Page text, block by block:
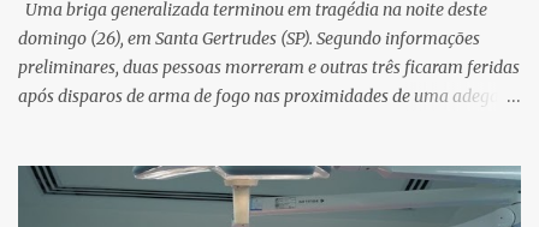
resposta. Na segunda-fe...
Uma briga generalizada terminou em tragédia na noite deste
domingo (26), em Santa Gertrudes (SP). Segundo informações
preliminares, duas pessoas morreram e outras três ficaram feridas
após disparos de arma de fogo nas proximidades de uma adega. O
começado dentro do estabelecimento e se estendido para a área
externa, quando dois homens armados passaram a efetuar